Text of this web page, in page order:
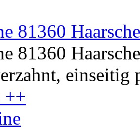
81360
81360
einseitig
++